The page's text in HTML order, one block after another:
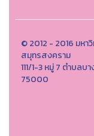
© 2012 - 2016 มหา
สมุทรสงคราม
111/1-3 หมู่ 7 ตำบล
75000